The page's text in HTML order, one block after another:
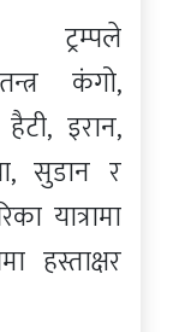
ट्रम्पले
कंगो,
हैटी, इरान,
सुडान र
यात्रामा
हस्ताक्षर